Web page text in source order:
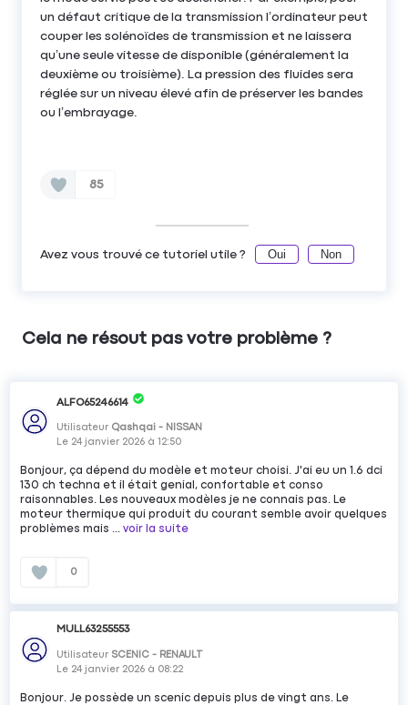
un défaut critique de la transmission l’ordinateur peut
couper les solénoïdes de transmission et ne laissera
qu’une seule vitesse de disponible (généralement la
deuxième ou troisième). La pression des fluides sera
réglée sur un niveau élevé afin de préserver les bandes
ou l’embrayage.
85
Avez vous trouvé ce tutoriel utile ? Oui Non
Cela ne résout pas votre problème ?
ALFO65246614
Utilisateur Qashqai - NISSAN
Le 24 janvier 2026 à12:50
Bonjour, ça dépend du modèle et moteur choisi. J'ai eu un 1.6 dci
130 ch techna et il était genial, confortable et conso
raisonnables. Les nouveaux modèles je ne connais pas. Le
moteur thermique qui produit du courant semble avoir quelques
problèmes mais ...voir la suite
0
MULL63255553
Utilisateur SCENIC - RENAULT
Le 24 janvier 2026 à 08:22
Bonjour. Je possède un scenic depuis plus de vingt ans. Le